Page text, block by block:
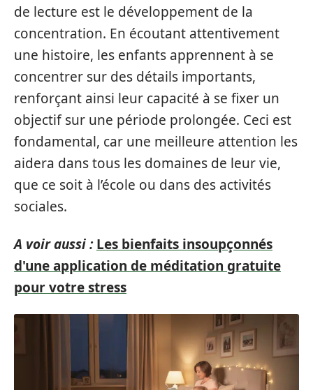
de lecture est le développement de la
concentration. En écoutant attentivement
une histoire, les enfants apprennent à se
concentrer sur des détails importants,
renforçant ainsi leur capacité à se fixer un
objectif sur une période prolongée. Ceci est
fondamental, car une meilleure attention les
aidera dans tous les domaines de leur vie,
que ce soit à l’école ou dans des activités
sociales.
A voir aussi : Les bienfaits insoupçonnés
d'une application de méditation gratuite
pour votre stress